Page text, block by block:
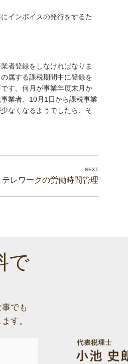
インボイスの発行をするた
者登録をしなければなりま
属する課税期間中に登録を
す。何月が事業年度末月か
業者、10月1日から課税事業
なくなるようでしたら、そ
テレワークの労働時間管理
で
でも
す。